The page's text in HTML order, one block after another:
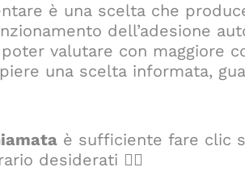
è una scelta che
dell’adesione
valutare con maggiore
una scelta informata,
è sufficiente fare clic
desiderati 👇🏻